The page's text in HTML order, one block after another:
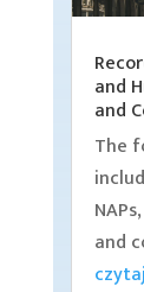
and
and
The
and